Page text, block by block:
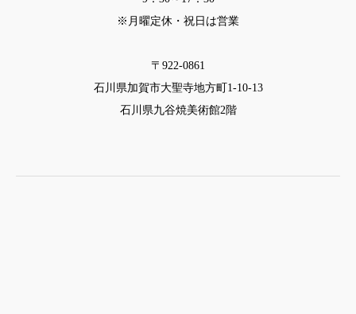
※月曜定休・祝日は営業
〒922-0861
石川県加賀市大聖寺地方町1-10-13
石川県九谷焼美術館2階